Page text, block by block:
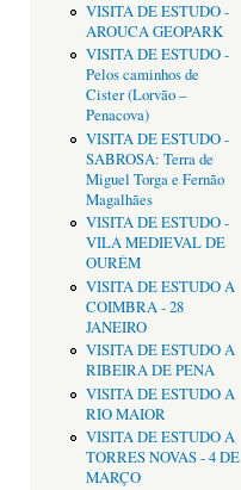
VISITA DE ESTUDO -
AROUCA GEOPARK
VISITA DE ESTUDO -
Pelos caminhos de
Cister (Lorvão –
Penacova)
VISITA DE ESTUDO -
SABROSA: Terra de
Miguel Torga e Fernão
Magalhães
VISITA DE ESTUDO -
VILA MEDIEVAL DE
OURÉM
VISITA DE ESTUDO A
COIMBRA - 28
JANEIRO
VISITA DE ESTUDO A
RIBEIRA DE PENA
VISITA DE ESTUDO A
RIO MAIOR
VISITA DE ESTUDO A
TORRES NOVAS - 4 DE
MARÇO